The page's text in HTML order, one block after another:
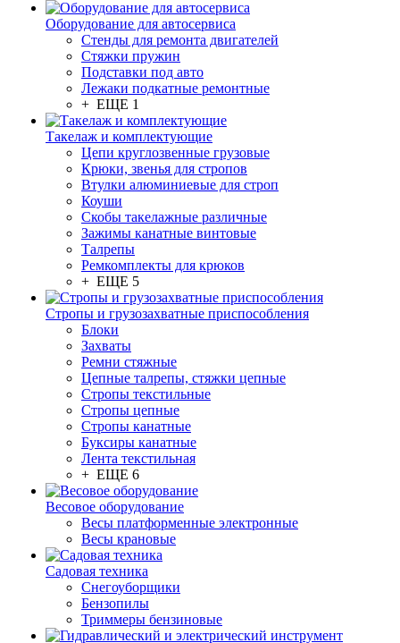
Оборудование для автосервиса
Стенды для ремонта двигателей
Стяжки пружин
Подставки под авто
Лежаки подкатные ремонтные
+ ЕЩЕ 1
Такелаж и комплектующие
Цепи круглозвенные грузовые
Крюки, звенья для стропов
Втулки алюминиевые для строп
Коуши
Скобы такелажные различные
Зажимы канатные винтовые
Талрепы
Ремкомплекты для крюков
+ ЕЩЕ 5
Стропы и грузозахватные приспособления
Блоки
Захваты
Ремни стяжные
Цепные талрепы, стяжки цепные
Стропы текстильные
Стропы цепные
Стропы канатные
Буксиры канатные
Лента текстильная
+ ЕЩЕ 6
Весовое оборудование
Весы платформенные электронные
Весы крановые
Садовая техника
Снегоуборщики
Бензопилы
Триммеры бензиновые